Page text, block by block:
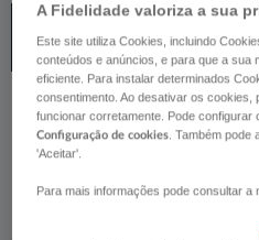
A Fidelidade valoriza a sua
Este site utiliza Cookies, incluindo
conteúdos e anúncios, e para que a sua
eficiente. Para instalar determinados
consentimento. Ao desativar os cookies,
funcionar corretamente. Pode
Configuração de cookies. Também pode
'Aceitar'.
Para mais informações pode consultar a